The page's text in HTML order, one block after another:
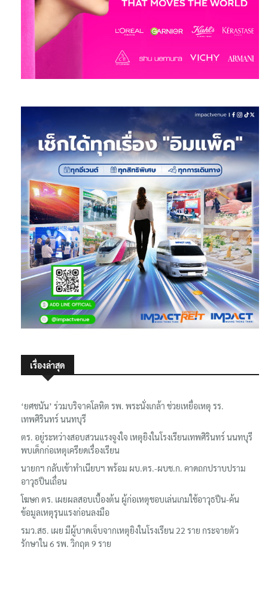
เรื่องล่าสุด
‘ยศชนัน’ ร่วมบริจาคโลหิต รพ. พระนั่งเกล้า ช่วยเหยื่อเหตุ รร.
เทพศิรินทร์ นนทบุรี
ตร. อยู่ระหว่างสอบสวนแรงจูงใจ เหตุยิงในโรงเรียนเทพศิรินทร์ นนทบุรี
พบเด็กก่อเหตุเครียดเรื่องเรียน
นายกฯ กลับเข้าทำเนียบฯ พร้อม ผบ.ตร.-ผบช.ก. คาดถกปราบปราม
อาวุธปืนเถื่อน
โฆษก ตร. เผยผลสอบเบื้องต้น ผู้ก่อเหตุชอบเล่นเกมใช้อาวุธปืน-ค้น
ข้อมูลเหตุรุนแรงก่อนลงมือ
รมว.สธ. เผย มีผู้บาดเจ็บจากเหตุยิงในโรงเรียน 22 ราย กระจายตัว
รักษาใน 6 รพ. วิกฤต 9 ราย